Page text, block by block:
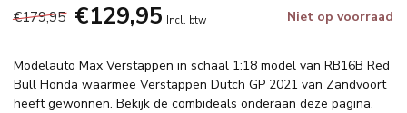
€179,95 €129,95 Incl. btw Niet op voorraad
Modelauto Max Verstappen in schaal 1:18 model van RB16B Red
Bull Honda waarmee Verstappen Dutch GP 2021 van Zandvoort
heeft gewonnen. Bekijk de combideals onderaan deze pagina.